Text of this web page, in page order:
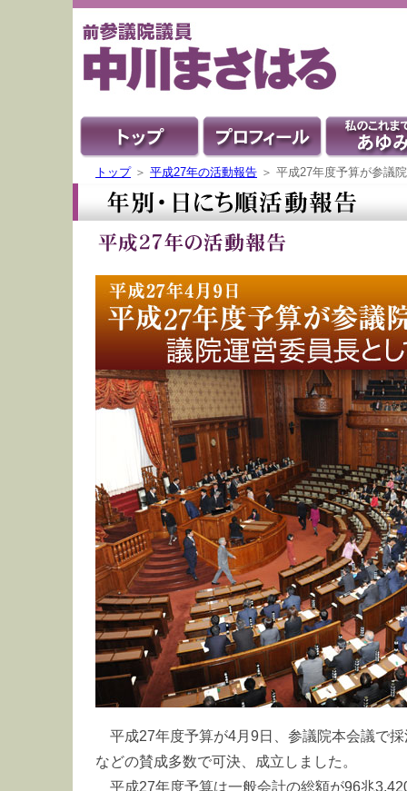
トップ＞ 平成27年の活動報告 ＞ 平成27年度予算が参議
平成27年度予算が4月9日、参議院本会議で
などの賛成多数で可決、成立しました。
平成27年度予算は一般会計の総額が96兆